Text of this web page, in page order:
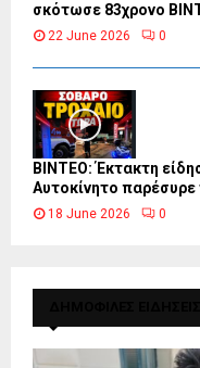
σκότωσε 83χρονο
22 June 2026 0
ΒΙΝΤΕΟ: Έκτακτη
Αυτοκίνητο παρέσυρε
18 June 2026 0